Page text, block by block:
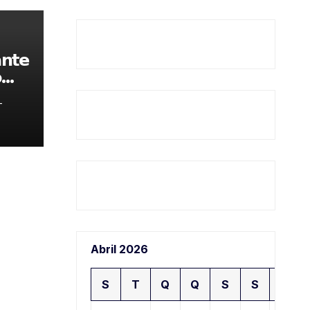
Abril 2026
S T Q Q S S